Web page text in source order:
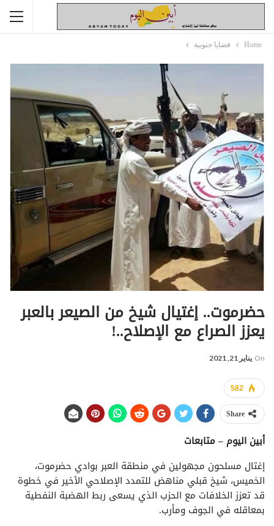
Home قضايا جنوبية
حضرموت.. إغتيال شيخ من الصيعر بالعبر
يعزز الصراع مع الإصلاح..!
On يناير 21, 2021
582
Share
أبين اليوم – متابعات
إغتال مسلحون مجهولين في منطقة العبر بوادي حضرموت،
الخميس، شيخ قبلي مناهض للتمدد الإصلاحي الأخير في خطوة
قد تعزز الخلافات مع الحزب الذي يسعى ربط الهضبة النفطية
بمعاقله في الجوف ومأرب.